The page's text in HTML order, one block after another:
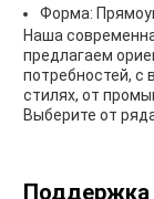
Форма:
Наша
предлагаем
потребностей, с
стилях, от
Выберите от
Поддержка